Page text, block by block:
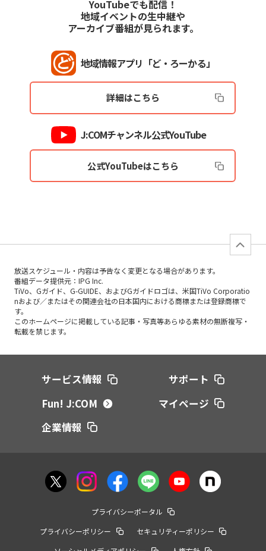
YouTubeでも配信！
地域イベントの生中継や
アーカイブ番組が見られます。
地域情報アプリ「ど・ろーかる」
詳細はこちら
J:COMチャンネル公式YouTube
公式YouTubeはこちら
放送スケジュール・内容は予告なく変更となる場合があります。
番組データ提供元：IPG Inc.
TiVo、Gガイド、G-GUIDE、およびGガイドロゴは、米国TiVo Corporatio
nおよび／またはその関連会社の日本国内における商標または登録商標で
す。
このホームページに掲載している記事・写真等あらゆる素材の無断複写・
転載を禁じます。
サービス情報
サポート
Fun! J:COM
マイページ
企業情報
プライバシーポータル
プライバシーポリシー
セキュリティーポリシー